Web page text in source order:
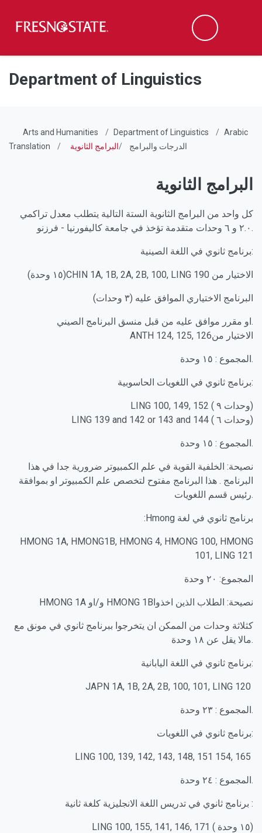
Skip to main content
Skip to main navigation
Skip to footer content
Search
Department of Linguistics
Arts and Humanities Department of Linguistics
Arabic
Translation
الدرجات والبرامج البرامج الثانوية
البرامج الثانوية
كل واحد من البرامج الثانوية الستة التالية يتطلب معدل تراكمي
٢.٠ و ٦ وحدات متقدمة تؤخذ في جامعة كاليفورنيا - فرزنو.
برنامج ثانوي في اللغة الصينية:
(١٥ وحدة)CHIN 1A, 1B, 2A, 2B, 100, LING 190 الاختيار من
البرنامج الاختياري الموافق عليه (٣ وحدات)
ANTH 124, 125, 126الاختيار من
المجموع : ١٥ وحدة.
برنامج ثانوي في اللغويات الحاسوبية:
LING 100, 149, 152 ( وحدات ٩)
LING 139 and 142 or 143 and 144 ( وحدات ٦)
المجموع : ١٥ وحدة.
نصيحة: الخلفية القوية في علم الكمبيوتر ضرورية جدا في هذا
البرنامج . هذا البرنامج مفتوح لتخصص علم الكمبيوتر او بموافقة
رئيس قسم اللغويات.
:Hmong برنامج ثانوي في لغة
HMONG 1A, HMONG1B, HMONG 4, HMONG 100, HMONG
101, LING 121
المجموع: ٢٠ وحدة
HMONG 1A و/او HMONG 1Bنصيحة: الطلاب الذين اخذوا
كثلاثة وحدات من الممكن ان يتخرجوا ببرنامج ثانوي في مونق مع
مالا يقل عن ١٨ وحدة.
برنامج ثانوي في اللغة اليابانية:
JAPN 1A, 1B, 2A, 2B, 100, 101, LING 120
المجموع : ٢٣ وحدة.
برنامج ثانوي في اللغويات:
LING 100, 139, 142, 143, 148, 151 154, 165
المجموع : ٢٤ وحدة.
برنامج ثانوي في تدريس اللغة الانجليزية كلغة ثانية :
LING 100, 155, 141, 146, 171 ( ١٥ وحدة)